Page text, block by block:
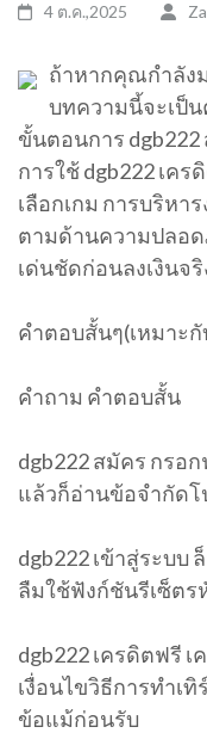
4 ต.ค.,2025
ถ้าหากคุณกำลัง
บทความนี้จะเป็
ขั้นตอนการ dgb222
การใช้ dgb222 เค
เลือกเกม การบริห
ตามด้านความปลอ
เด่นชัดก่อนลงเงินจริ
คำตอบสั้นๆ(เหมาะกั
คำถาม คำตอบสั้น
dgb222 สมัคร กรอ
แล้วก็อ่านข้อจำกัด
dgb222 เข้าสู่ระบบ
ลืมใช้ฟังก์ชันรีเซ็ต
dgb222 เครดิตฟรี
เงื่อนไขวิธีการทำเ
ข้อแม้ก่อนรับ